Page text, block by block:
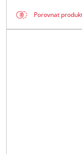
Porovnat